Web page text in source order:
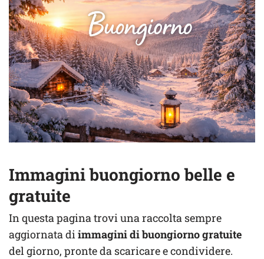
Immagini buongiorno belle e
gratuite
In questa pagina trovi una raccolta sempre
aggiornata diimmagini di buongiorno gratuite
del giorno, pronte da scaricare e condividere.